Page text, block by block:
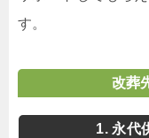
す。
改葬
1. 永代